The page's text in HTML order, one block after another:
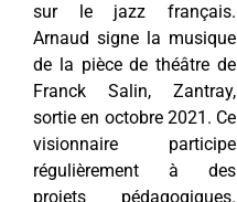
sur le jazz français.
Arnaud signe la musique
de la pièce de théâtre de
Franck Salin, Zantray,
sortie en octobre 2021. Ce
visionnaire participe
régulièrement à des
projets pédagogiques.